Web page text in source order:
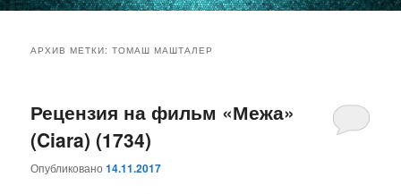
основному
содержимому
дополнительному
содержимому
АРХИВ МЕТКИ:ТОМАШ МАШТАЛЕР
Рецензия на фильм «Межа»
(Ciara) (1734)
Опубликовано14.11.2017